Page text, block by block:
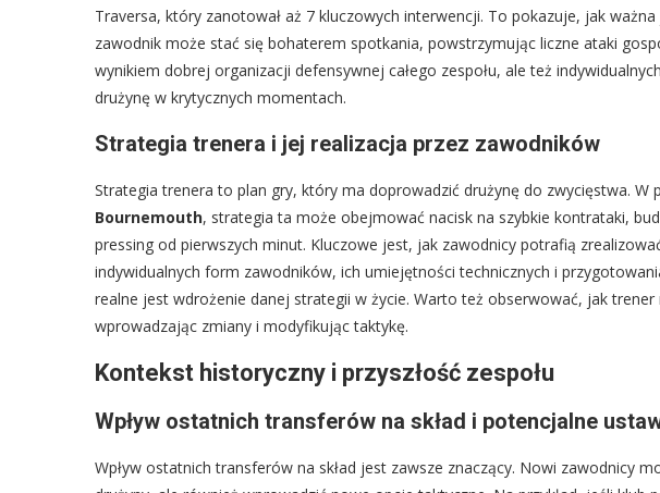
Traversa, który zanotował aż 7 kluczowych interwencji. To pokazuje, jak
zawodnik może stać się bohaterem spotkania, powstrzymując liczne ataki
wynikiem dobrej organizacji defensywnej całego zespołu, ale też
drużynę w krytycznych momentach.
Strategia trenera i jej realizacja przez zawodników
Strategia trenera to plan gry, który ma doprowadzić drużynę do zwycięstwa. W
Bournemouth, strategia ta może obejmować nacisk na szybkie kontrataki,
pressing od pierwszych minut. Kluczowe jest, jak zawodnicy potrafią
indywidualnych form zawodników, ich umiejętności technicznych i
realne jest wdrożenie danej strategii w życie. Warto też obserwować, jak trener
wprowadzając zmiany i modyfikując taktykę.
Kontekst historyczny i przyszłość zespołu
Wpływ ostatnich transferów na skład i potencjalne
Wpływ ostatnich transferów na skład jest zawsze znaczący. Nowi zawodnicy